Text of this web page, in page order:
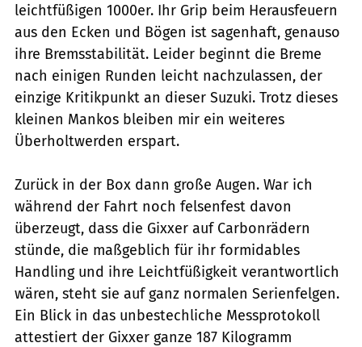
leichtfüßigen 1000er. Ihr Grip beim Herausfeuern
aus den Ecken und Bögen ist sagenhaft, genauso
ihre Bremsstabilität. Leider beginnt die Breme
nach einigen Runden leicht nachzulassen, der
einzige Kritikpunkt an dieser Suzuki. Trotz dieses
kleinen Mankos bleiben mir ein weiteres
Überholtwerden erspart.
Zurück in der Box dann große Augen. War ich
während der Fahrt noch felsenfest davon
überzeugt, dass die Gixxer auf Carbonrädern
stünde, die maßgeblich für ihr formidables
Handling und ihre Leichtfüßigkeit verantwortlich
wären, steht sie auf ganz normalen Serienfelgen.
Ein Blick in das unbestechliche Messprotokoll
attestiert der Gixxer ganze 187 Kilogramm